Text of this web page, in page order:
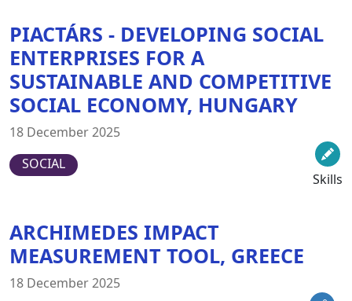
PIACTÁRS - DEVELOPING SOCIAL
ENTERPRISES FOR A
SUSTAINABLE AND COMPETITIVE
SOCIAL ECONOMY, HUNGARY
18 December 2025
SOCIAL
Skills
ARCHIMEDES IMPACT
MEASUREMENT TOOL, GREECE
18 December 2025